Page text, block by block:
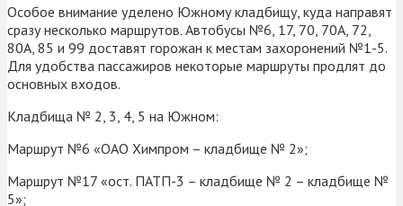
Особое внимание уделено Южному кладбищу, куда направят
сразу несколько маршрутов. Автобусы №6, 17, 70, 70А, 72,
80А, 85 и 99 доставят горожан к местам захоронений №1-5.
Для удобства пассажиров некоторые маршруты продлят до
основных входов.
Кладбища № 2, 3, 4, 5 на Южном:
Маршрут №6 «ОАО Химпром – кладбище № 2»;
Маршрут №17 «ост. ПАТП-3 – кладбище № 2 – кладбище №
5»;